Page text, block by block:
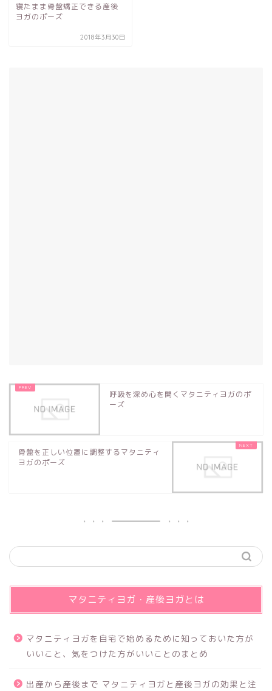
寝たまま骨盤矯正できる産後
ヨガのポーズ
2018年3月30日
呼吸を深め心を開くマタニティヨガのポ
ーズ
骨盤を正しい位置に調整するマタニティ
ヨガのポーズ
マタニティヨガ・産後ヨガとは
マタニティヨガを自宅で始めるために知っておいた方が
いいこと、気をつけた方がいいことのまとめ
出産から産後まで マタニティヨガと産後ヨガの効果と注